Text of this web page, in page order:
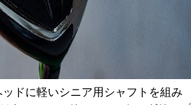
ドに軽いシニア用シャフトを組み